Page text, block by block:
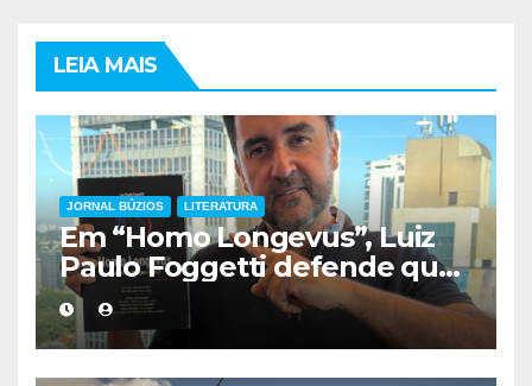
LEIA MAIS
JORNAL BÚZIOS LITERATURA
Em “Homo Longevus”, Luiz
Paulo Foggetti defende que
viver mais exigirá uma nova
forma de encarar a vida